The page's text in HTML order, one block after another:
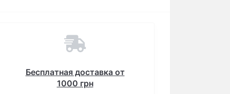
Бесплатная доставка от
1000 грн